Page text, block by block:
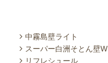
中霧島壁ライト
スーパー白洲そとん壁W
リフレシュール